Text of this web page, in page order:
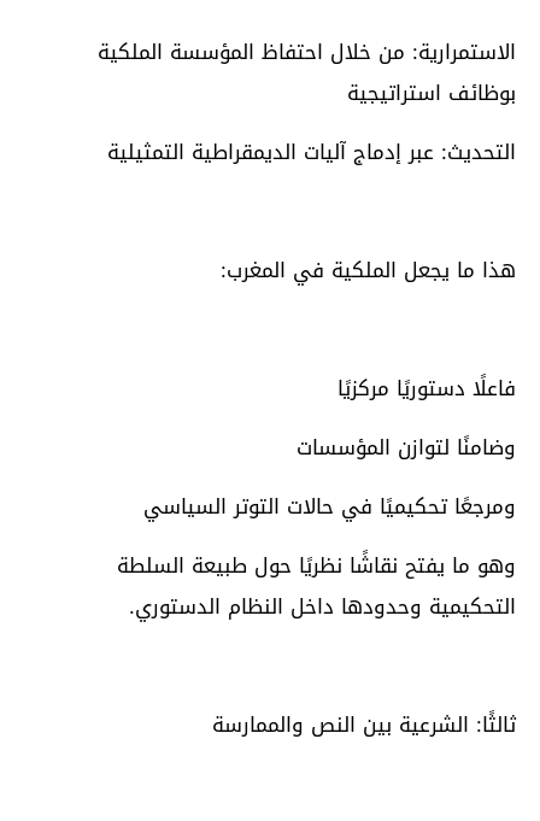
الاستمرارية: من خلال احتفاظ المؤسسة الملكية
بوظائف استراتيجية
التحديث: عبر إدماج آليات الديمقراطية التمثيلية
هذا ما يجعل الملكية في المغرب:
فاعلًا دستوريًا مركزيًا
وضامنًا لتوازن المؤسسات
ومرجعًا تحكيميًا في حالات التوتر السياسي
وهو ما يفتح نقاشًا نظريًا حول طبيعة السلطة
التحكيمية وحدودها داخل النظام الدستوري.
ثالثًا: الشرعية بين النص والممارسة